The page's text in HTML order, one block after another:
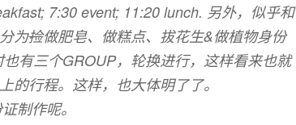
7:30 event; 11:20 lunch. 另外，似乎和
为捡做肥皂、做糕点、拔花生&做植物身份
有三个GROUP，轮换进行，这样看来也就
的行程。这样，也大体明了了。
制作呢。